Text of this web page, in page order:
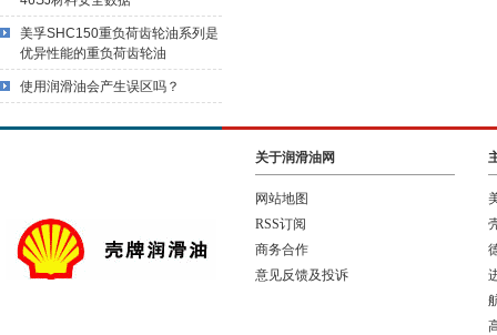
美孚SHC150重负荷齿轮油系列是
优异性能的重负荷齿轮油
使用润滑油会产生误区吗？
关于润滑油网
网站地图
RSS订阅
商务合作
意见反馈及投诉